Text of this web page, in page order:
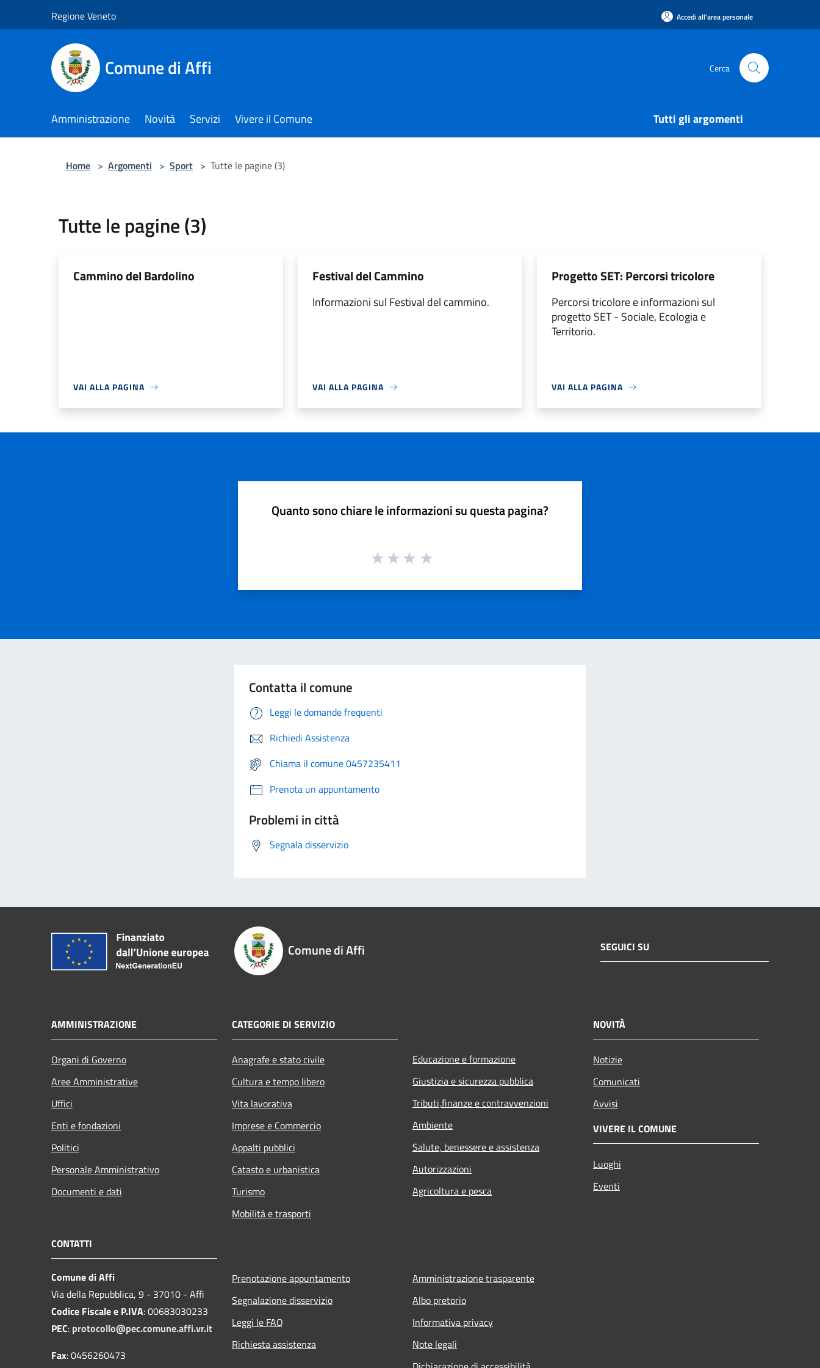
Regione Veneto Accedi all'area personale
Comune di Affi Cerca
Amministrazione Novità Servizi Vivere il Comune Tutti gli argomenti
Home > Argomenti > Sport > Tutte le pagine (3)
Tutte le pagine (3)
Cammino del Bardolino
VAI ALLA PAGINA
Festival del Cammino
Informazioni sul Festival del cammino.
VAI ALLA PAGINA
Progetto SET: Percorsi tricolore
Percorsi tricolore e informazioni sul
progetto SET - Sociale, Ecologia e
Territorio.
VAI ALLA PAGINA
Quanto sono chiare le informazioni su questa pagina?
Contatta il comune
Leggi le domande frequenti
Richiedi Assistenza
Chiama il comune 0457235411
Prenota un appuntamento
Problemi in città
Segnala disservizio
Comune di Affi SEGUICI SU
AMMINISTRAZIONE
Organi di Governo
Aree Amministrative
Uffici
Enti e fondazioni
Politici
Personale Amministrativo
Documenti e dati
CATEGORIE DI SERVIZIO
Anagrafe e stato civile
Cultura e tempo libero
Vita lavorativa
Imprese e Commercio
Appalti pubblici
Catasto e urbanistica
Turismo
Mobilità e trasporti
Educazione e formazione
Giustizia e sicurezza pubblica
Tributi,finanze e contravvenzioni
Ambiente
Salute, benessere e assistenza
Autorizzazioni
Agricoltura e pesca
NOVITÀ
Notizie
Comunicati
Avvisi
VIVERE IL COMUNE
Luoghi
Eventi
CONTATTI
Comune di Affi
Via della Repubblica, 9 - 37010 - Affi
Codice Fiscale e P.IVA: 00683030233
PEC: protocollo@pec.comune.affi.vr.it
Fax: 0456260473
Prenotazione appuntamento
Segnalazione disservizio
Leggi le FAQ
Richiesta assistenza
Amministrazione trasparente
Albo pretorio
Informativa privacy
Note legali